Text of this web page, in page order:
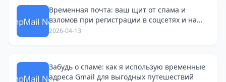
Временная почта: ваш щит от спама и
взломов при регистрации в соцсетях и на
Avito
2026-04-13
Забудь о спаме: как я использую временные
адреса Gmail для выгодных путешествий